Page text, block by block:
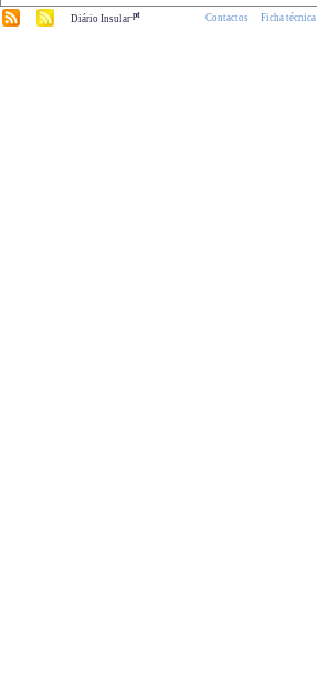
Diário Insular.pt Contactos Ficha técnica